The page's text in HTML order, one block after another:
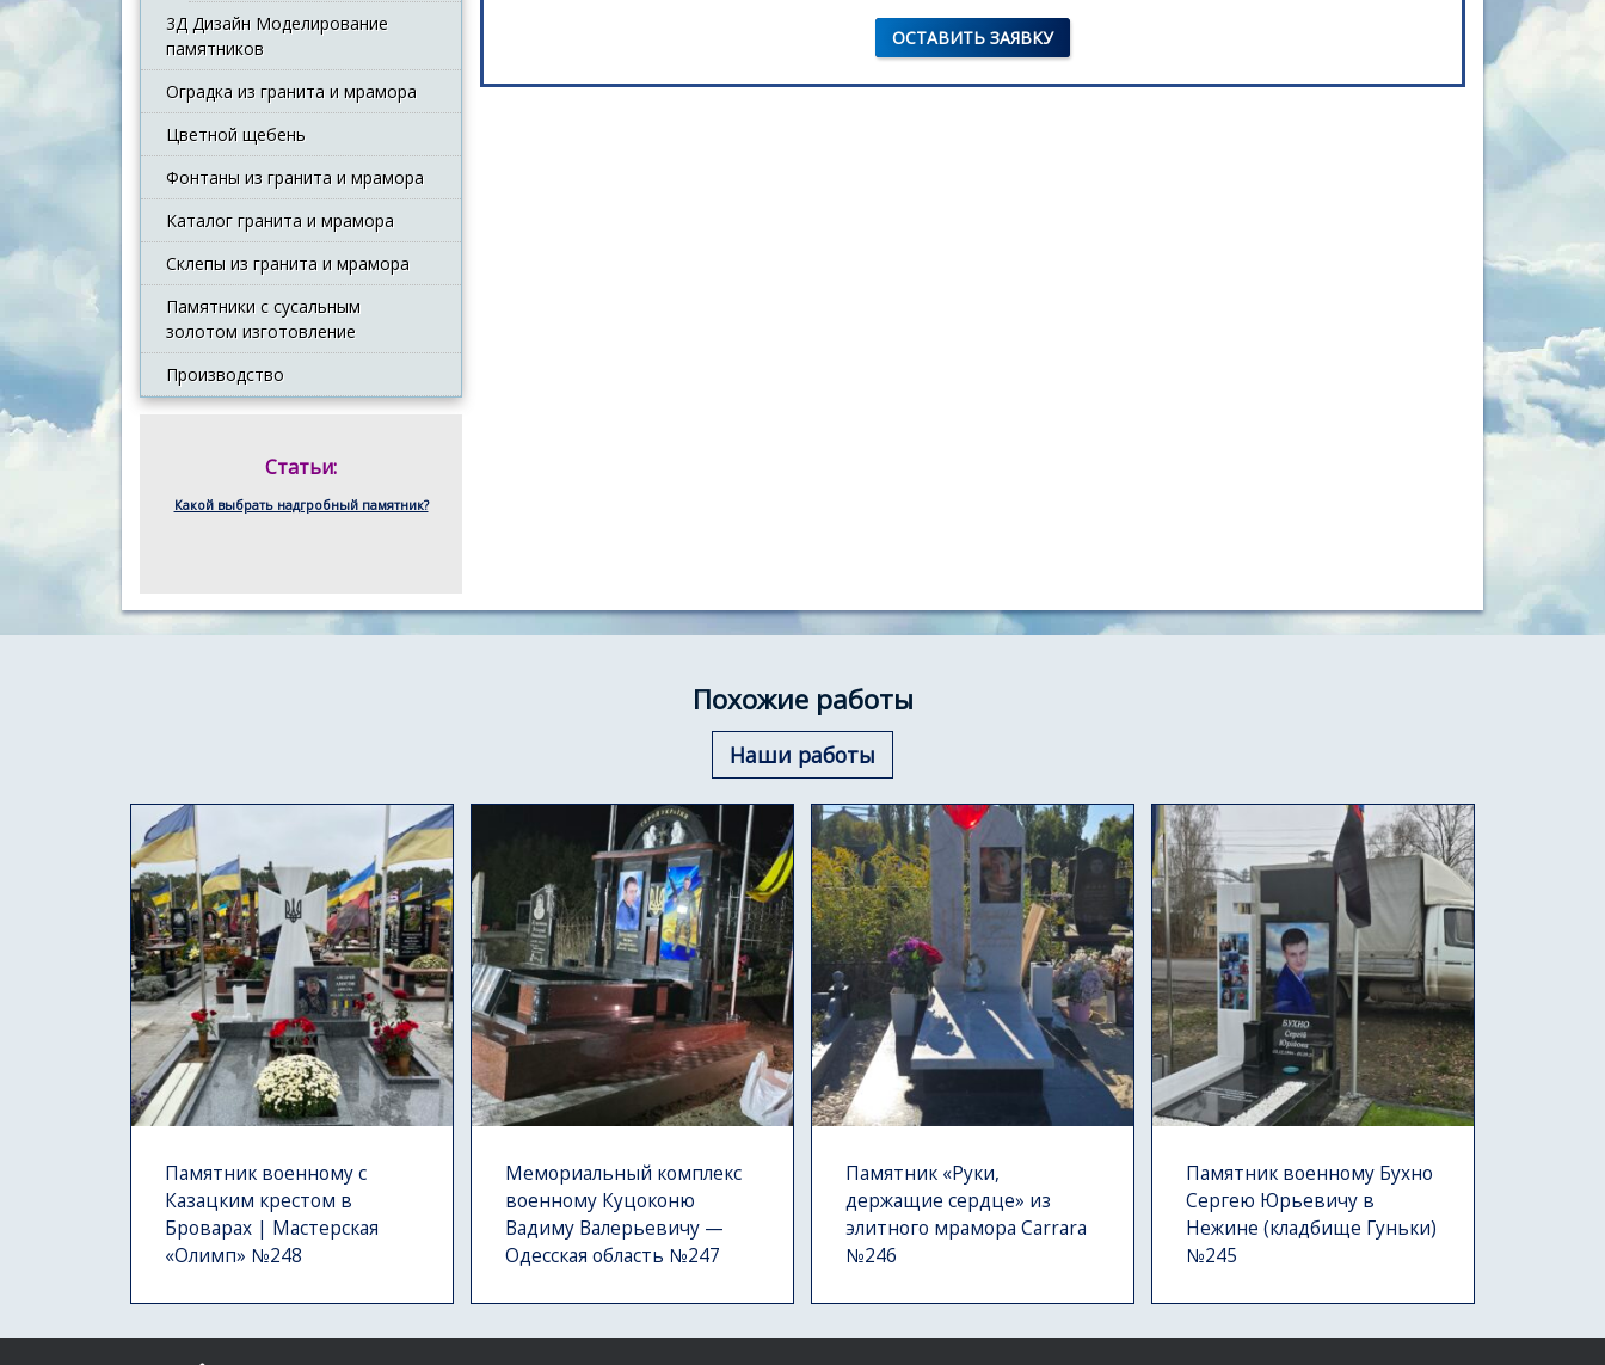
ОСТАВИТЬ ЗАЯВКУ
3Д Дизайн Моделирование
памятников
Оградка из гранита и мрамора
Цветной щебень
Фонтаны из гранита и мрамора
Каталог гранита и мрамора
Склепы из гранита и мрамора
Памятники с сусальным
золотом изготовление
Производство
Статьи:
Какой выбрать надгробный памятник?
Похожие работы
Наши работы
Памятник военному с
Казацким крестом в
Броварах | Мастерская
«Олимп» №248
Мемориальный комплекс
военному Куцоконю
Вадиму Валерьевичу —
Одесская область №247
Памятник «Руки,
держащие сердце» из
элитного мрамора Carrara
№246
Памятник военному Бухно
Сергею Юрьевичу в
Нежине (кладбище Гуньки)
№245